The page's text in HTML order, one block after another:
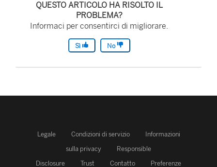
QUESTO ARTICOLO HA RISOLTO IL
PROBLEMA?
Informaci per consentirci di migliorare.
Sì No
Legale Condizioni di servizio
Informazioni
sulla privacy
Responsible
Disclosure
Trust Contatto Preferenze